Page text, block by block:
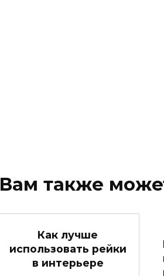
Вам также
Как лучше
использовать рейки
в интерьере